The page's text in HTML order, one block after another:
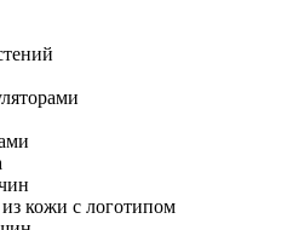
кожи с логотипом